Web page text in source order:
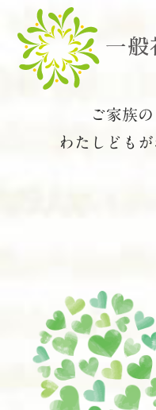
ご家族
わたしども